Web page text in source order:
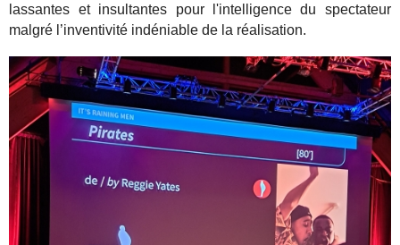
lassantes et insultantes pour l'intelligence du spectateur
malgré l’inventivité indéniable de la réalisation.